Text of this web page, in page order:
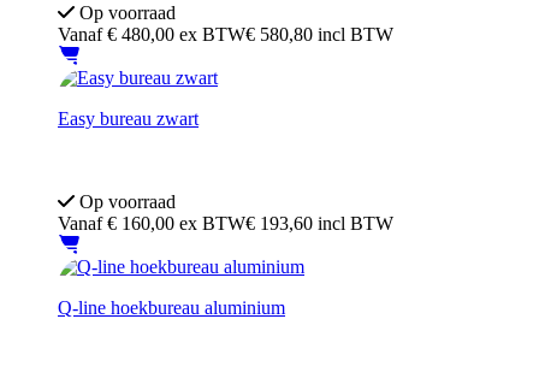
Op voorraad
Vanaf€ 480,00 ex BTW€ 580,80 incl BTW
Easy bureau zwart
Op voorraad
Vanaf€ 160,00 ex BTW€ 193,60 incl BTW
Q-line hoekbureau aluminium